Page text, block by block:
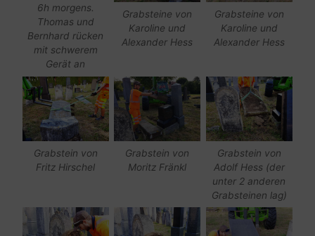
6h morgens.
Thomas und
Bernhard rücken
mit schwerem
Gerät an
Grabsteine von
Karoline und
Alexander Hess
Grabsteine von
Karoline und
Alexander Hess
Grabstein von
Fritz Hirschel
Grabstein von
Moritz Fränkl
Grabstein von
Adolf Hess (der
unter 2 anderen
Grabsteinen lag)